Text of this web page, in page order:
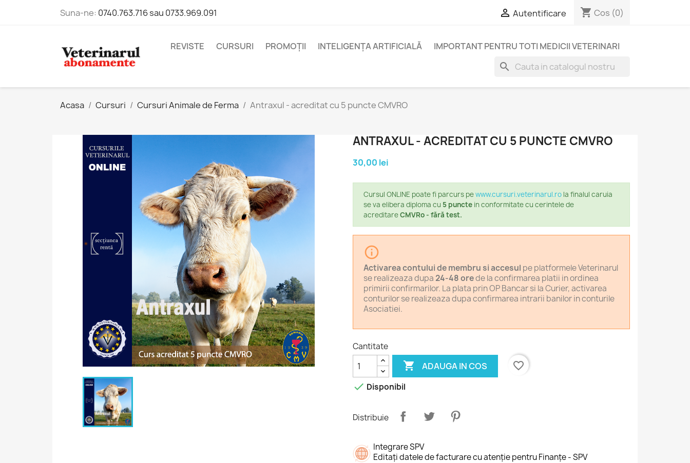
Suna-ne: 0740.763.716 sau 0733.969.091  Autentificare shopping_cart Cos (0)
REVISTE CURSURI PROMOȚII INTELIGENȚA ARTIFICIALĂ IMPORTANT PENTRU TOTI MEDICII VETERINARI
search
Acasa Cursuri Cursuri Animale de Ferma Antraxul - acreditat cu 5 puncte CMVRO
ANTRAXUL - ACREDITAT CU 5 PUNCTE CMVRO
30,00 lei
Cursul ONLINE poate fi parcurs pewww.cursuri.veterinarul.ro la finalul caruia
se va elibera diploma cu 5 puncte in conformitate cu cerintele de
acreditareCMVRo - fără test.
info_outline
Activarea contului de membru si accesul pe platformele Veterinarul
se realizeaza dupa 24-48 orede la confirmarea platii in ordinea
primirii confirmarilor. La plata prin OP Bancar si la Curier, activarea
conturilor se realizeaza dupa confirmarea intrarii banilor in conturile
Asociatiei.
Cantitate
 ADAUGA IN COS
favorite_border
 Disponibil
Distribuie
Integrare SPV
Editați datele de facturare cu atenție pentru Finanțe - SPV